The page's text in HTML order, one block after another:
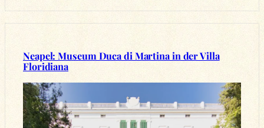
Neapel: Museum Duca di Martina in der Villa
Floridiana